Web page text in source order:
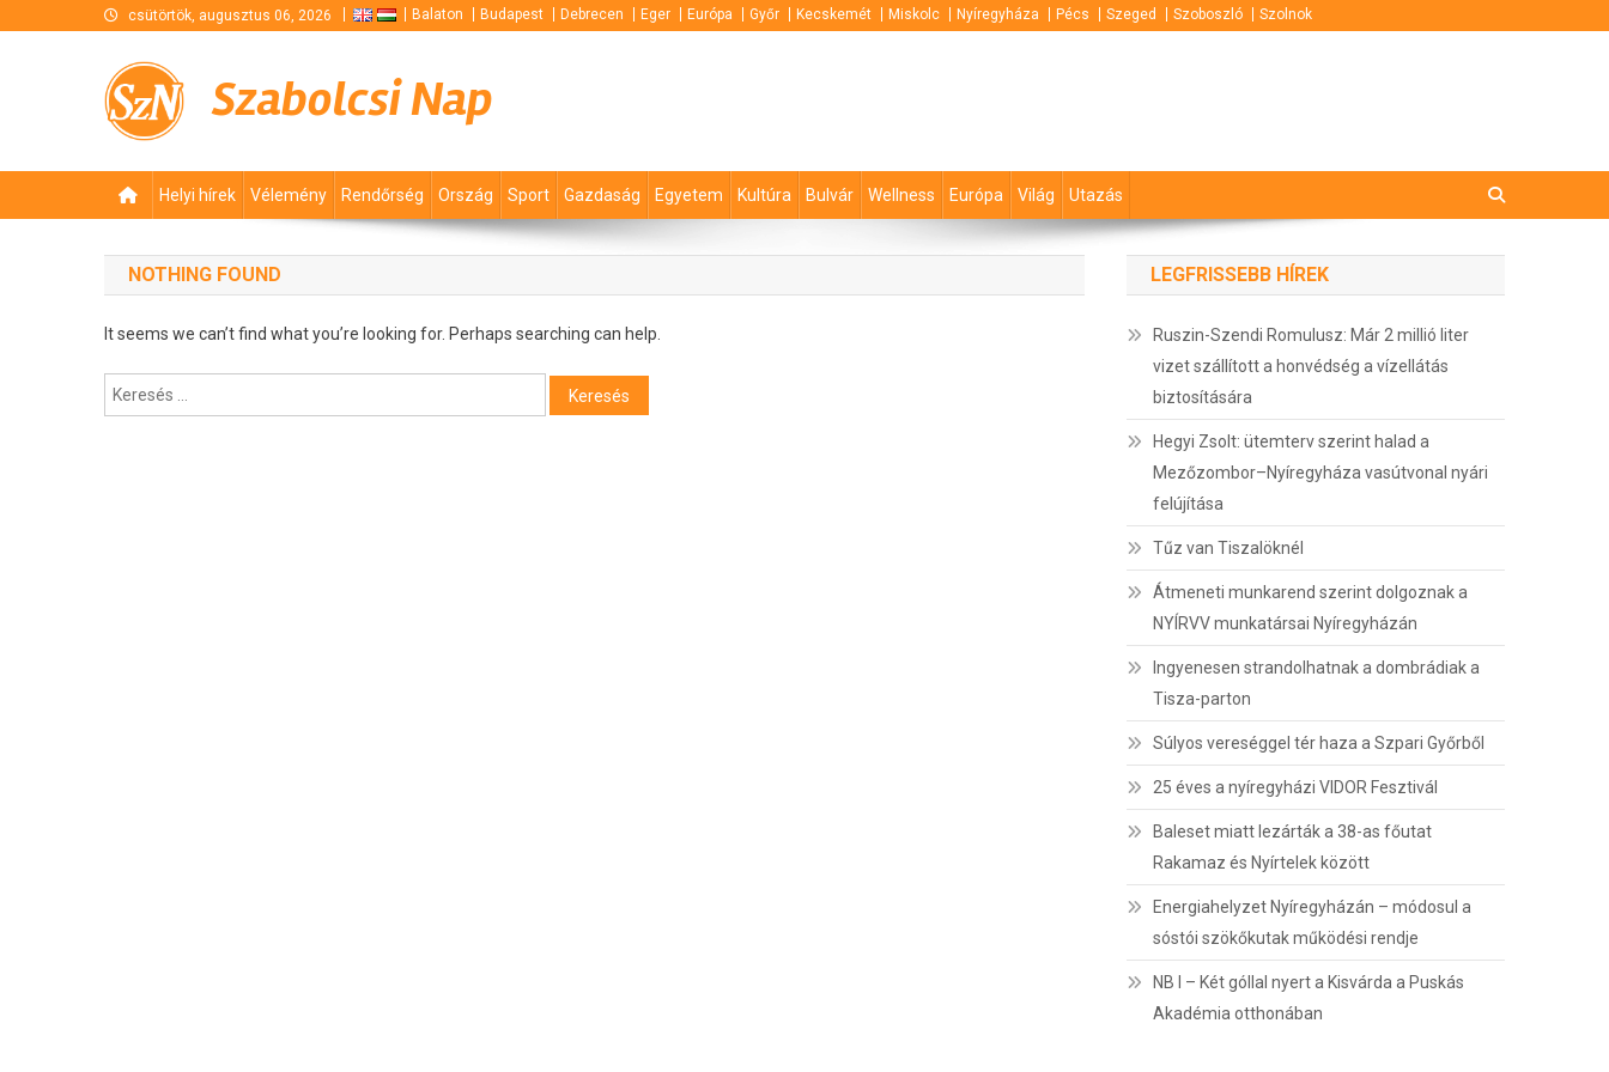
csütörtök, augusztus 06, 2026 Balaton Budapest Debrecen Eger Európa Győr Kecskemét Miskolc Nyíregyháza Pécs Szeged Szoboszló Szolnok
Szabolcsi Nap
Helyi hírek Vélemény Rendőrség Ország Sport Gazdaság Egyetem Kultúra Bulvár Wellness Európa Világ Utazás
NOTHING FOUND
It seems we can’t find what you’re looking for. Perhaps searching can help.
Keresés:
LEGFRISSEBB HÍREK
Ruszin-Szendi Romulusz: Már 2 millió liter
vizet szállított a honvédség a vízellátás
biztosítására
Hegyi Zsolt: ütemterv szerint halad a
Mezőzombor–Nyíregyháza vasútvonal nyári
felújítása
Tűz van Tiszalöknél
Átmeneti munkarend szerint dolgoznak a
NYÍRVV munkatársai Nyíregyházán
Ingyenesen strandolhatnak a dombrádiak a
Tisza-parton
Súlyos vereséggel tér haza a Szpari Győrből
25 éves a nyíregyházi VIDOR Fesztivál
Baleset miatt lezárták a 38-as főutat
Rakamaz és Nyírtelek között
Energiahelyzet Nyíregyházán – módosul a
sóstói szökőkutak működési rendje
NB I – Két góllal nyert a Kisvárda a Puskás
Akadémia otthonában